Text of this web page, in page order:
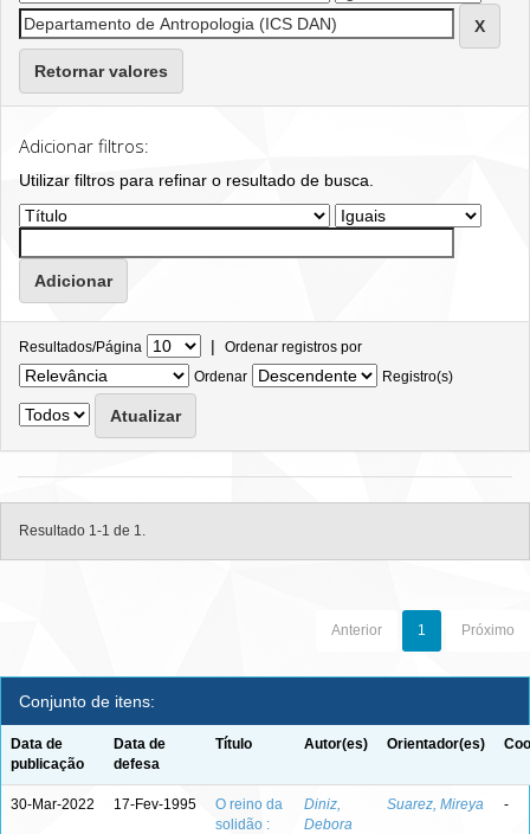
Retornar valores
Adicionar filtros:
Utilizar filtros para refinar o resultado de busca.
Resultados/Página | Ordenar registros por
Ordenar
Registro(s)
Resultado 1-1 de 1.
Anterior 1 Próximo
Conjunto de itens:
Data de
publicação
Data de
defesa
Título Autor(es) Orientador(es)
30-Mar-2022 17-Fev-1995
O reino da
solidão :
Diniz,
Debora
Suarez, Mireya -